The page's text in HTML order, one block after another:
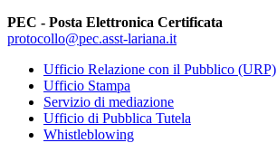
PEC - Posta Elettronica Certificata
protocollo@pec.asst-lariana.it
Ufficio Relazione con il Pubblico (URP)
Ufficio Stampa
Servizio di mediazione
Ufficio di Pubblica Tutela
Whistleblowing